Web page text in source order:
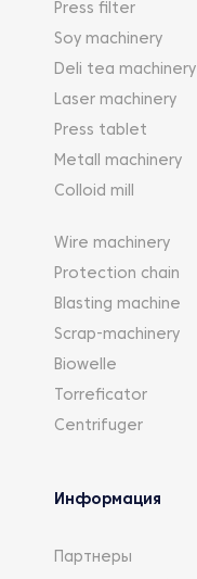
Press filter
Soy machinery
Deli tea machinery
Laser machinery
Press tablet
Metall machinery
Colloid mill
Wire machinery
Protection chain
Blasting machine
Scrap-machinery
Biowelle
Torreficator
Centrifuger
Информация
Партнеры